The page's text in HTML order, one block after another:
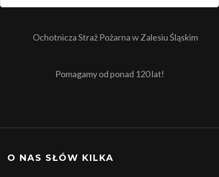
Ochotnicza Straż Pożarna w Zalesiu Śląskim
Pomagamy od ponad 120 lat!
O NAS SŁÓW KILKA